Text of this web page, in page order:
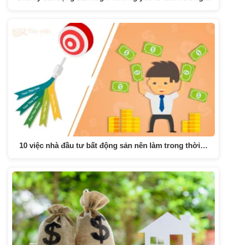
10 việc nhà đầu tư bất động sản nên làm trong thời…